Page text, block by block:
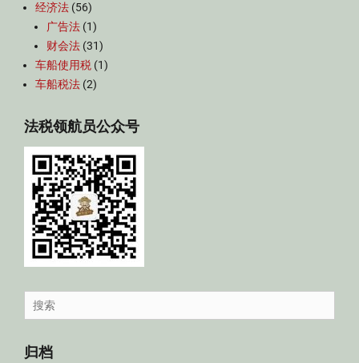
经济法 (56)
广告法 (1)
财会法 (31)
车船使用税 (1)
车船税法 (2)
法税领航员公众号
Search
for:
归档